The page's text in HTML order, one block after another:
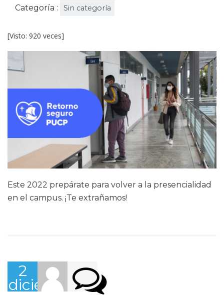
Categoría : Sin categoría
[Visto: 920 veces]
Este 2022 prepárate para volver a la presencialidad
en el campus. ¡Te extrañamos!
2
diciembre,